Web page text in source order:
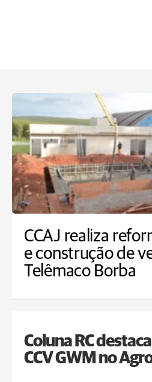
CCAJ realiza
e construção de
Telêmaco Borba
Coluna RC
CCV GWM no